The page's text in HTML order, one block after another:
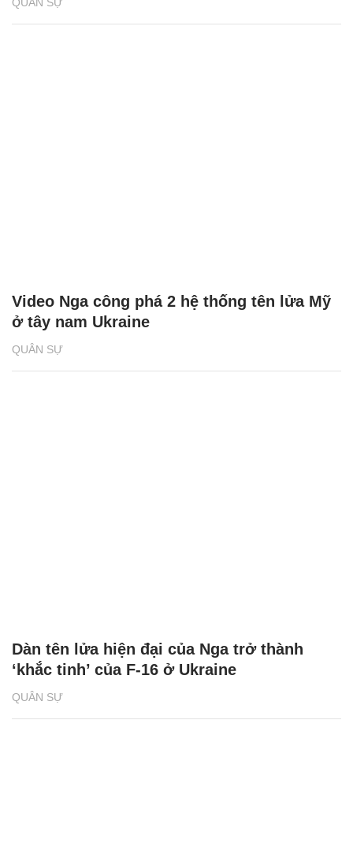
QUÂN SỰ
Video Nga công phá 2 hệ thống tên lửa Mỹ
ở tây nam Ukraine
QUÂN SỰ
Dàn tên lửa hiện đại của Nga trở thành
‘khắc tinh’ của F-16 ở Ukraine